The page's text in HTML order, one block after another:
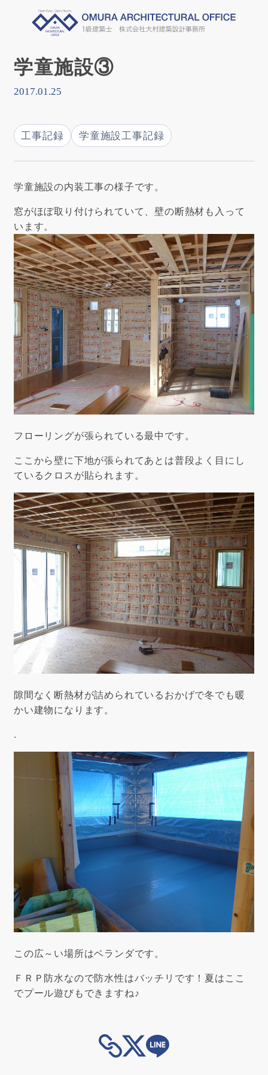
学童施設③
2017.01.25
工事記録 学童施設工事記録
学童施設の内装工事の様子です。
窓がほぼ取り付けられていて、壁の断熱材も入って
います。
フローリングが張られている最中です。
ここから壁に下地が張られてあとは普段よく目にし
ているクロスが貼られます。
隙間なく断熱材が詰められているおかげで冬でも暖
かい建物になります。
.
この広～い場所はベランダです。
ＦＲＰ防水なので防水性はバッチリです！夏はここ
でプール遊びもできますね♪